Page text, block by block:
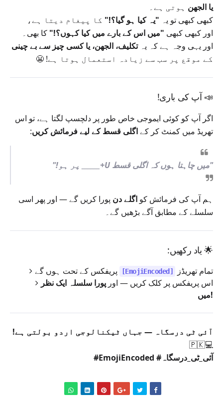
یا الجھن ہوتی ہے۔
کبھی کبھی تو یہ "یہ کیا ہو گیا؟!" کا پیغام دیتا ہے،
اور کبھی کبھی "میں اس کے بارے میں کیا کہوں؟!" کا بھی۔
اور یہی وجہ ہے کہ یہتکلیف، الجھن، یا کسی چیز سے بے چینی
کے موقع پر سب سے زیادہ استعمال ہوتا ہے! 😬
📣آپ کی باری!
اگر آپ کو کوئی ایموجی خاص طور پر دلچسپ لگتا ہے، تو اس
تھریڈ میں کمنٹ کر کےاگلی قسط کے لیے فرمائش کریں:
"میں چاہتا ہوں کہ اگلی قسط U+______ پر ہو!"
ہم آپ کی فرمائش کو اگلے دن پورا کریں گے — اور پھر اسی
سلسلے کے مطابق آگے بڑھیں گے۔
🌟 یاد رکھیں:
تمام تھریڈز [EmojiEncoded]
پریفکس کے تحت ہوں گے
اس پریفکس پر کلک کریں — اور پورا سلسلہ ایک نظر
میں!
آئی ٹی درسگاہ — جہاں ٹیکنالوجی اردو بولتی ہے!
💻🇵🇰
#EmojiEncoded #آئی_ٹی_درسگاہ